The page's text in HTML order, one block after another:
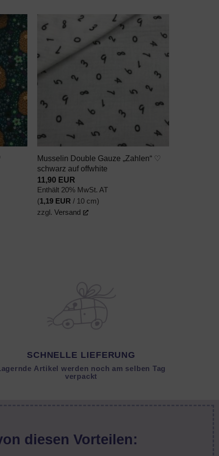
WUNSCHZETTEL
Musselin Double Gauze „Zahlen“ ♡
schwarz auf offwhite
11,90 EUR
Enthält 20% MwSt. AT
(1,19 EUR / 10 cm)
zzgl. Versand
SCHNELLE LIEFERUNG
Artikel werden noch am selben Tag
verpackt
diesen Vorteilen: